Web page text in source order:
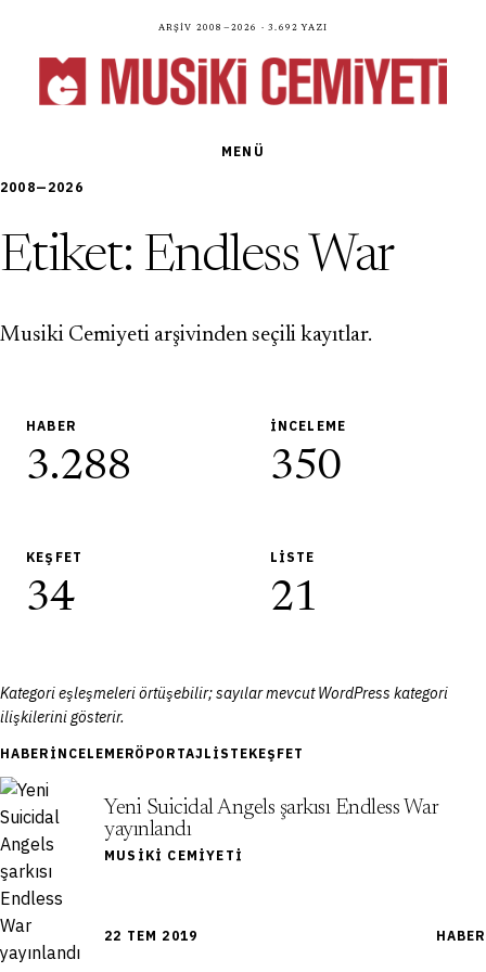
Arşiv 2008—2026 · 3.692 yazı
MENÜ
2008—2026
Etiket: Endless War
Musiki Cemiyeti arşivinden seçili kayıtlar.
HABER
3.288
İNCELEME
350
KEŞFET
34
LISTE
21
Kategori eşleşmeleri örtüşebilir; sayılar mevcut WordPress kategori
ilişkilerini gösterir.
HABER İNCELEMERÖPORTAJ LISTEKEŞFET
22 TEM 2019
Yeni Suicidal Angels şarkısı Endless War
yayınlandı
MUSIKI CEMIYETI
HABER